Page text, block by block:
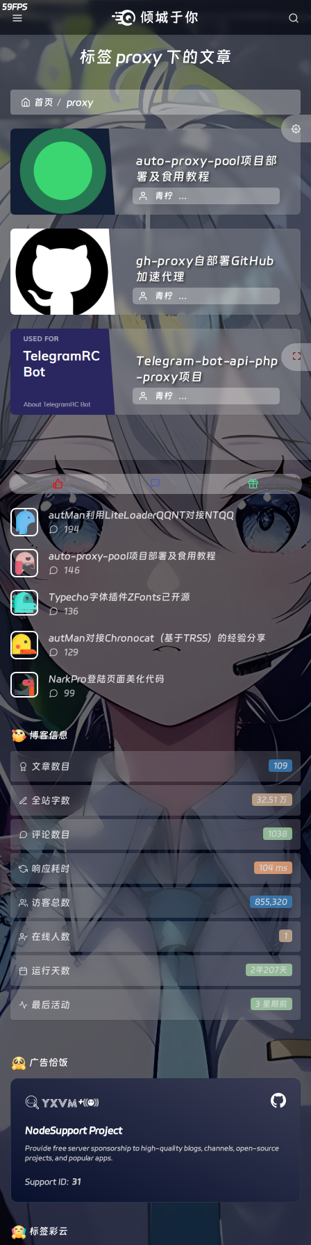
标签 proxy 下的文章
首页 proxy
auto-proxy-pool项目部
署及食用教程
青柠
gh-proxy自部署GitHub
加速代理
青柠
Telegram-bot-api-php
-proxy项目
青柠
热
门
文
章
新
评
论
随
机
文
章
autMan利用LiteLoaderQQNT对接NTQQ
评
论
数：
194
auto-proxy-pool项目部署及食用教程
评
数：
146
Typecho字体插件ZFonts已开源
评
数：
136
autMan对接Chronocat（基于TRSS）的经验分享
评
数：
129
NarkPro登陆页面美化代码
评
数：
99
博客信息
109
文章数目
32.51 万
全站字数
1038
评论数目
104 ms
响应耗时
855,320
访客总数
1
在线人数
2年207天
运行天数
3 星期前
最后活动
广告恰饭
+
NodeSupport Project
Provide free server sponsorship to high-quality blogs, channels, open-source
projects, and popular apps.
Support ID: 31
标签彩云